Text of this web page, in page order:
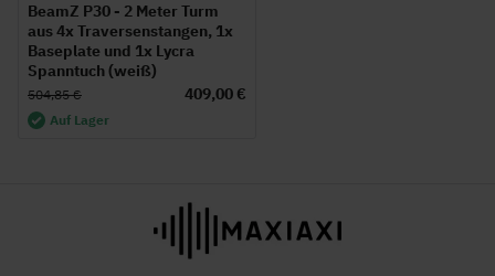
BeamZ P30 - 2 Meter Turm
aus 4x Traversenstangen, 1x
Baseplate und 1x Lycra
Spanntuch (weiß)
409,00 €
504,85 €
Auf Lager